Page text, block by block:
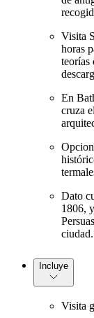
Visita
horas
teorías
En
cruza
Dato
1806,
ciudad.
Incluye
Visita